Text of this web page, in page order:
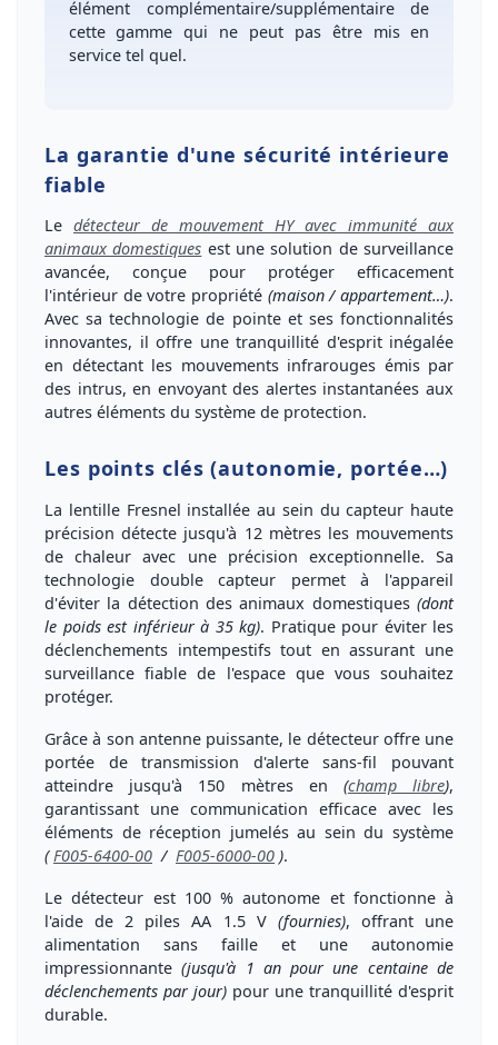
élément complémentaire/supplémentaire de
cette gamme qui ne peut pas être mis en
service tel quel.
La garantie d'une sécurité intérieure
fiable
Le détecteur de mouvement HY avec immunité aux
animaux domestiques est une solution desurveillance
avancée, conçue pour protéger efficacement
l'intérieur de votre propriété (maison / appartement…).
Avec sa technologie de pointe et ses fonctionnalités
innovantes, il offre une tranquillité d'esprit inégalée
en détectant les mouvements infrarouges émis par
des intrus, en envoyant des alertes instantanées aux
autres éléments du système de protection.
Les points clés (autonomie, portée…)
La lentille Fresnel installée au sein du capteur haute
précision détecte jusqu'à 12 mètresles mouvements
de chaleur avec une précision exceptionnelle. Sa
technologie double capteur permet à l'appareil
d'éviter la détection desanimaux domestiques (dont
le poids est inférieur à 35 kg). Pratique pour éviter les
déclenchements intempestifs tout en assurant une
surveillance fiable de l'espace que vous souhaitez
protéger.
Grâce à son antenne puissante, le détecteur offre une
portée de transmission d'alertesans-fil pouvant
atteindre jusqu'à 150 mètresen (champ libre),
garantissant une communication efficace avec les
éléments de réception jumelésau sein du système
( F005-6400-00 / F005-6000-00 ).
Le détecteur est 100 % autonome et fonctionne à
l'aide de2 piles AA 1.5 V (fournies), offrant une
alimentation sans faille et une autonomie
impressionnante (jusqu'à 1 an pour une centaine de
déclenchements par jour) pour une tranquillité d'esprit
durable.